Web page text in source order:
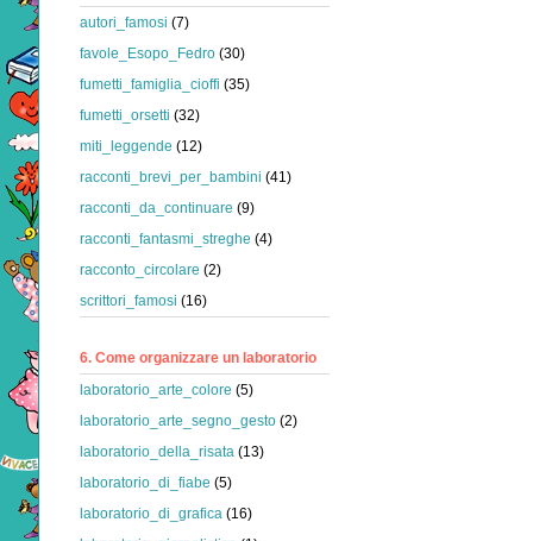
autori_famosi (7)
favole_Esopo_Fedro (30)
fumetti_famiglia_cioffi (35)
fumetti_orsetti (32)
miti_leggende (12)
racconti_brevi_per_bambini (41)
racconti_da_continuare (9)
racconti_fantasmi_streghe (4)
racconto_circolare (2)
scrittori_famosi (16)
6. Come organizzare un laboratorio
laboratorio_arte_colore (5)
laboratorio_arte_segno_gesto (2)
laboratorio_della_risata (13)
laboratorio_di_fiabe (5)
laboratorio_di_grafica (16)